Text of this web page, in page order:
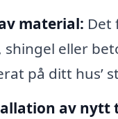
material: Det
shingel eller
på ditt hus’
av nytt